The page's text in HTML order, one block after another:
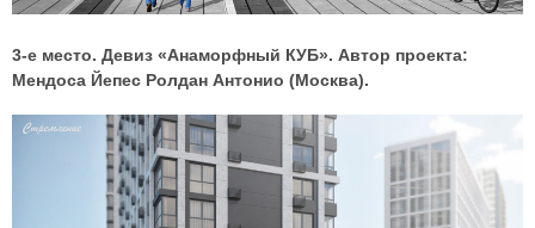
3-е место. Девиз «Анаморфный КУБ». Автор проекта:
Мендоса Йепес Ролдан Антонио (Москва).